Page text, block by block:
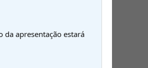
da apresentação estará